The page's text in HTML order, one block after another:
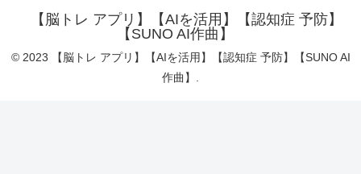
【脳トレ アプリ】【AIを活用】【認知症 予防】
【SUNO AI作曲】
© 2023 【脳トレ アプリ】【AIを活用】【認知症 予防】【SUNO AI
作曲】.